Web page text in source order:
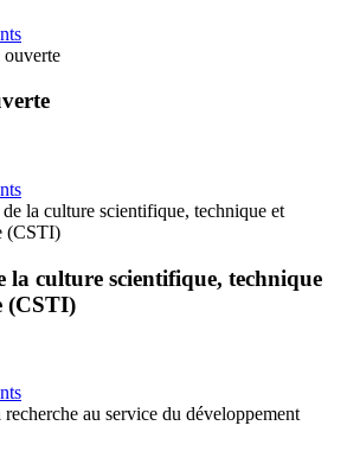
ouverte
la culture scientifique, technique et
(CSTI)
la culture scientifique, technique
(CSTI)
recherche au service du développement